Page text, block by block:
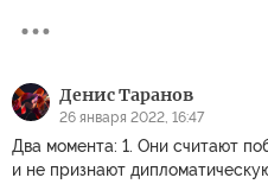
Денис Таранов
26 января 2022, 16:47
Два момента: 1. Они считают
и не признают